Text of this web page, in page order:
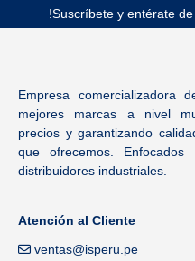
!Suscríbete y entérate
Empresa comercializadora
mejores marcas a nivel
precios y garantizando
que ofrecemos.
distribuidores industriales.
Atención al Cliente
ventas@isperu.pe